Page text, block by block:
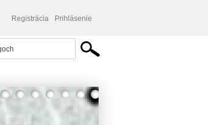
Registrácia Prihlásenie